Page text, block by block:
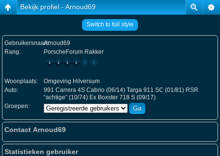
Bekijk profiel - Arnoud69
Switch to full style
Gebruikersnaam:Arnoud69
Rang:
PorscheForum Rakker
Woonplaats:
Omgeving Hilversum
Auto:
991 Carrera 4S Cabrio (06/14) Targa 911 SC (01/81) RSR
“achtige” (10/74) Ex Boxster 718 S (09/17)
Groepen:
Contact Arnoud69
Statistieken gebruiker